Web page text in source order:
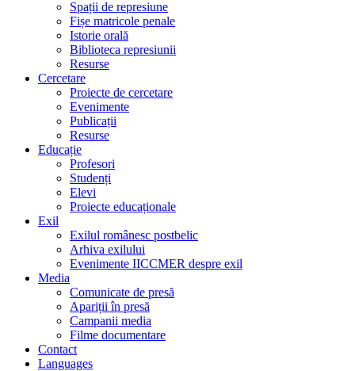
Spații de represiune
Fișe matricole penale
Istorie orală
Biblioteca represiunii
Resurse
Cercetare
Proiecte de cercetare
Evenimente
Publicații
Resurse
Educație
Profesori
Studenți
Elevi
Proiecte educaționale
Exil
Exilul românesc postbelic
Arhiva exilului
Evenimente IICCMER despre exil
Media
Comunicate de presă
Apariții în presă
Campanii media
Filme documentare
Contact
Languages